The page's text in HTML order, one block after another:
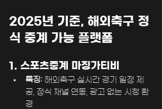
2025년 기준, 해외축구 정
식 중계 가능 플랫폼
1. 스포츠중계 마징가티비
특징: 해외축구 실시간 경기 일정 제
공, 정식 채널 연동, 광고 없는 시청 환
경